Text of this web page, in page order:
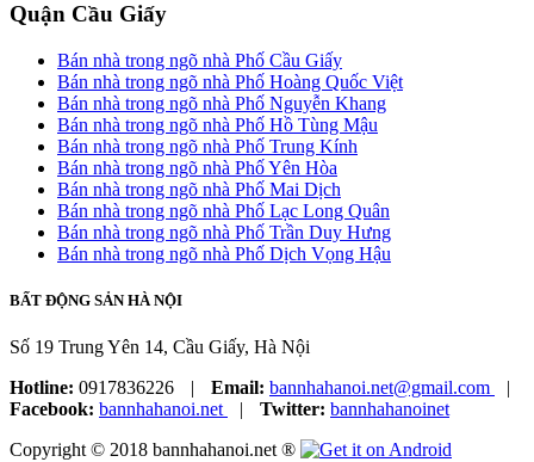
Quận Cầu Giấy
Bán nhà trong ngõ nhà Phố Cầu Giấy
Bán nhà trong ngõ nhà Phố Hoàng Quốc Việt
Bán nhà trong ngõ nhà Phố Nguyễn Khang
Bán nhà trong ngõ nhà Phố Hồ Tùng Mậu
Bán nhà trong ngõ nhà Phố Trung Kính
Bán nhà trong ngõ nhà Phố Yên Hòa
Bán nhà trong ngõ nhà Phố Mai Dịch
Bán nhà trong ngõ nhà Phố Lạc Long Quân
Bán nhà trong ngõ nhà Phố Trần Duy Hưng
Bán nhà trong ngõ nhà Phố Dịch Vọng Hậu
BẤT ĐỘNG SẢN HÀ NỘI
Số 19 Trung Yên 14, Cầu Giấy, Hà Nội
Hotline: 0917836226 Email: bannhahanoi.net@gmail.com
Facebook: bannhahanoi.net Twitter: bannhahanoinet
Copyright © 2018 bannhahanoi.net ®